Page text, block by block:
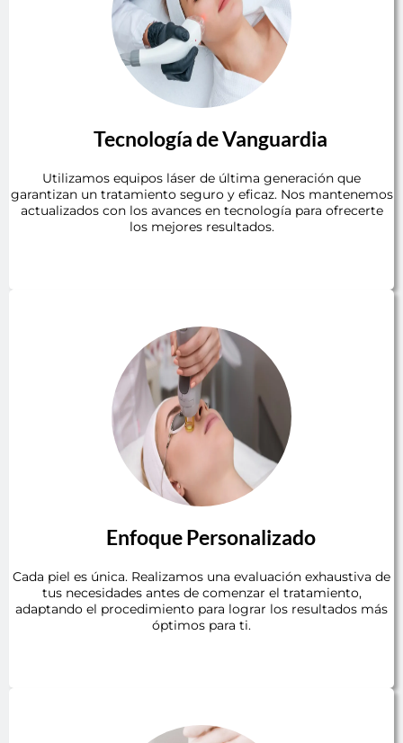
Tecnología de Vanguardia
Utilizamos equipos láser de última generación que
garantizan un tratamiento seguro y eficaz. Nos mantenemos
actualizados con los avances en tecnología para ofrecerte
los mejores resultados.
Enfoque Personalizado
Cada piel es única. Realizamos una evaluación exhaustiva de
tus necesidades antes de comenzar el tratamiento,
adaptando el procedimiento para lograr los resultados más
óptimos para ti.